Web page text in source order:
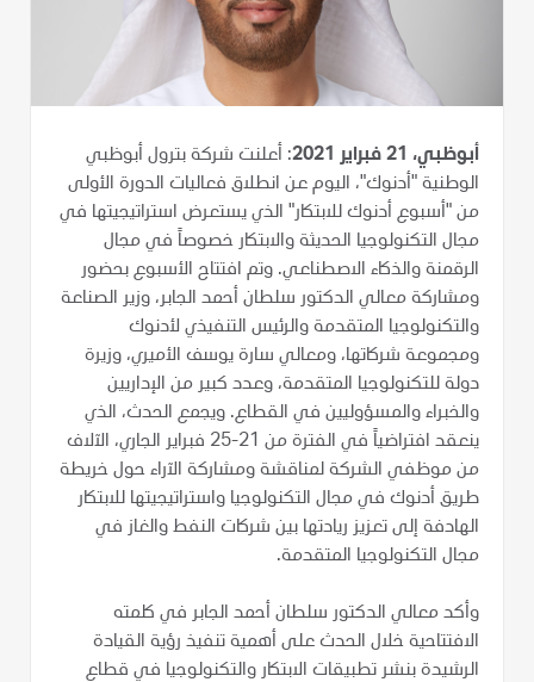
أبوظبي، 21 فبراير 2021
: أعلنت شركة بترول أبوظبي
الوطنية "أدنوك"، اليوم عن انطلاق فعاليات الدورة الأولى
من "أسبوع أدنوك للابتكار" الذي يستعرض استراتيجيتها في
مجال التكنولوجيا الحديثة والابتكار خصوصاً في مجال
الرقمنة والذكاء الاصطناعي. وتم افتتاح الأسبوع بحضور
ومشاركة معالي الدكتور سلطان أحمد الجابر، وزير الصناعة
والتكنولوجيا المتقدمة والرئيس التنفيذي لأدنوك
ومجموعة شركاتها، ومعالي سارة يوسف الأميري، وزيرة
دولة للتكنولوجيا المتقدمة، وعدد كبير من الإداريين
والخبراء والمسؤوليين في القطاع. ويجمع الحدث، الذي
ينعقد افتراضياً في الفترة من 21-25 فبراير الجاري، الآلاف
من موظفي الشركة لمناقشة ومشاركة الآراء حول خريطة
طريق أدنوك في مجال التكنولوجيا واستراتيجيتها للابتكار
الهادفة إلى تعزيز ريادتها بين شركات النفط والغاز في
مجال التكنولوجيا المتقدمة.
وأكد معالي الدكتور سلطان أحمد الجابر في كلمته
الافتتاحية خلال الحدث على أهمية تنفيذ رؤية القيادة
الرشيدة بنشر تطبيقات الابتكار والتكنولوجيا في قطاع